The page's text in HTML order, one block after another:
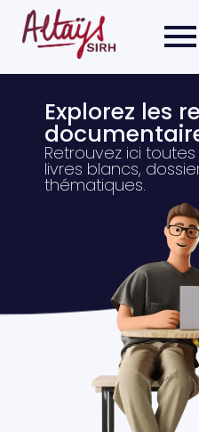
Explorez les
Retrouvez ici
livres blancs,
thématiques.